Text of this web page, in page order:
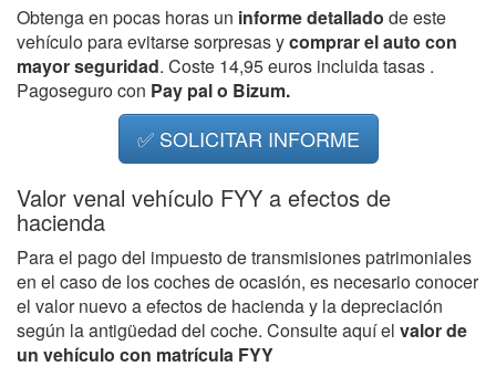
Obtenga en pocas horas un informe detallado de este
vehículo para evitarse sorpresas ycomprar el auto con
mayor seguridad. Coste 14,95 euros incluida tasas .
Pagoseguro con Pay pal o Bizum.
✅ SOLICITAR INFORME
Valor venal vehículo FYY a efectos de
hacienda
Para el pago del impuesto de transmisiones patrimoniales
en el caso de los coches de ocasión, es necesario conocer
el valor nuevo a efectos de hacienda y la depreciación
según la antigüedad del coche. Consulte aquí el valor de
un vehículo con matrícula FYY